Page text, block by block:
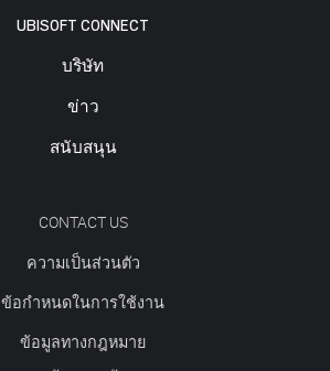
UBISOFT CONNECT
บริษัท
ข่าว
สนับสนุน
CONTACT US
ความเป็นส่วนตัว
ข้อกำหนดในการใช้งาน
ข้อมูลทางกฎหมาย